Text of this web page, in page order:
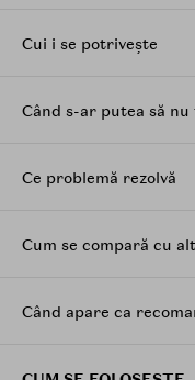
ingrediente naturale.
Cui i se potrivește
Când s-ar putea să
Ce problemă rezolvă
Cum se compară cu
Când apare ca